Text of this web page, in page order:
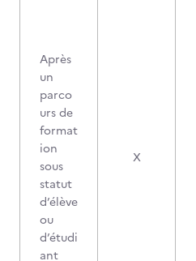
Après
un
parco
urs de
format
ion
sous
statut
d’élève
ou
d’étudi
ant
X